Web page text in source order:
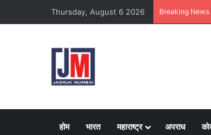
Thursday, August 6 2026 Breaking News
होम भारत महाराष्ट्र अपराध